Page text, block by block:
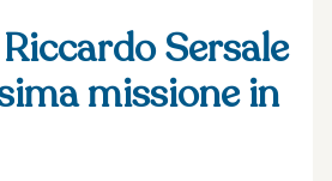
Sersale
missione in